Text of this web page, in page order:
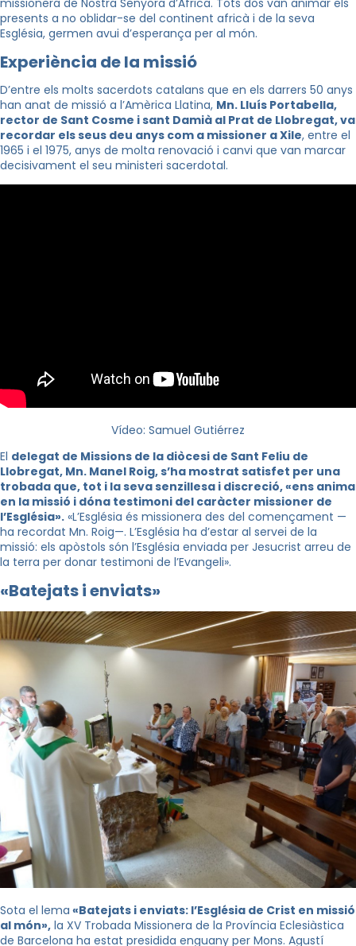
presents a no oblidar-se del continent africà i de la seva
Església, germen avui d’esperança per al món.
Experiència de la missió
D’entre els molts sacerdots catalans que en els darrers 50 anys
han anat de missió a l’Amèrica Llatina, Mn. Lluís Portabella,
rector de Sant Cosme i sant Damià al Prat de Llobregat, va
recordar els seus deu anys com a missioner a Xile, entre el
1965 i el 1975, anys de molta renovació i canvi que van marcar
decisivament el seu ministeri sacerdotal.
Vídeo: Samuel Gutiérrez
El delegat de Missions de la diòcesi de Sant Feliu de
Llobregat, Mn. Manel Roig, s’ha mostrat satisfet per una
trobada que, tot i la seva senzillesa i discreció, «ens anima
en la missió i dóna testimoni del caràcter missioner de
l’Església». «L’Església és missionera des del començament —
ha recordat Mn. Roig—. L’Església ha d’estar al servei de la
missió: els apòstols són l’Església enviada per Jesucrist arreu de
la terra per donar testimoni de l’Evangeli».
«Batejats i enviats»
Sota el lema «Batejats i enviats: l’Església de Crist en missió
al món», la XV Trobada Missionera de la Província Eclesiàstica
de Barcelona ha estat presidida enguany per Mons. Agustí